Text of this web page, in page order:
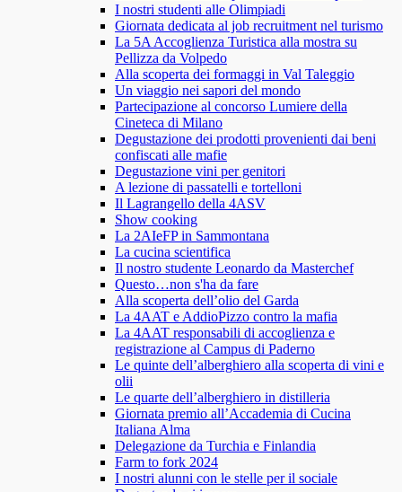
I nostri studenti alle Olimpiadi
Giornata dedicata al job recruitment nel turismo
La 5A Accoglienza Turistica alla mostra su
Pellizza da Volpedo
Alla scoperta dei formaggi in Val Taleggio
Un viaggio nei sapori del mondo
Partecipazione al concorso Lumiere della
Cineteca di Milano
Degustazione dei prodotti provenienti dai beni
confiscati alle mafie
Degustazione vini per genitori
A lezione di passatelli e tortelloni
Il Lagrangello della 4ASV
Show cooking
La 2AIeFP in Sammontana
La cucina scientifica
Il nostro studente Leonardo da Masterchef
Questo…non s'ha da fare
Alla scoperta dell’olio del Garda
La 4AAT e AddioPizzo contro la mafia
La 4AAT responsabili di accoglienza e
registrazione al Campus di Paderno
Le quinte dell’alberghiero alla scoperta di vini e
olii
Le quarte dell’alberghiero in distilleria
Giornata premio all’Accademia di Cucina
Italiana Alma
Delegazione da Turchia e Finlandia
Farm to fork 2024
I nostri alunni con le stelle per il sociale